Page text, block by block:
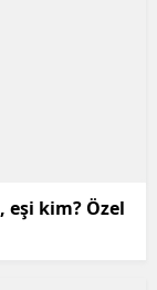
eşi kim? Özel